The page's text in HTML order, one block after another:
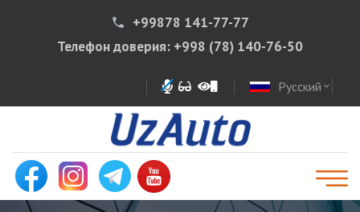
phone
+99878 141-77-77
Телефон доверия: +998 (78) 140-76-50
Русский expand_more